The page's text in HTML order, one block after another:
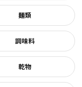
麺類
調味料
乾物